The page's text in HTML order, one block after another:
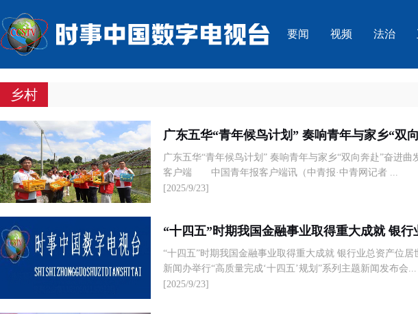
要闻 视频 法治
乡村
广东五华“青年候鸟计划” 奏响青年与家乡“双
广东五华“青年候鸟计划” 奏响青年与家乡“双向奔赴”奋进曲
客户端 中国青年报客户端讯（中青报·中青网记者 ...
[2025/9/23]
“十四五”时期我国金融事业取得重大成就 银
“十四五”时期我国金融事业取得重大成就 银行业总资产位
新闻办举行“高质量完成‘十四五’规划”系列主题新闻发布会...
[2025/9/23]